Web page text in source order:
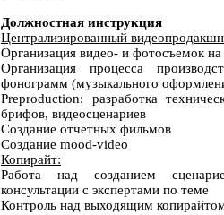
Должностная инструкция
Централизированный
Организация видео- и фотосъемок на
Организация процесса
фонограмм (музыкального
Preproduction: разработка
брифов, видеосценариев
Создание отчетных фильмов
Создание mood-video
Копирайт:
Работа над созданием
консультации с экспертами по теме
Контроль над выходящим